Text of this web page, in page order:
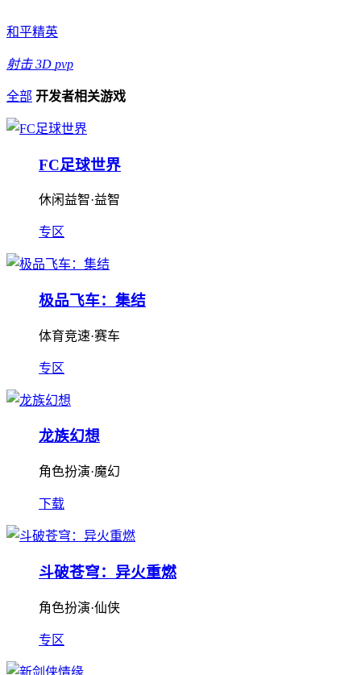
和平精英
射击 3D pvp
全部 开发者相关游戏
FC足球世界
休闲益智·益智
专区
极品飞车：集结
体育竞速·赛车
专区
龙族幻想
角色扮演·魔幻
下载
斗破苍穹：异火重燃
角色扮演·仙侠
专区